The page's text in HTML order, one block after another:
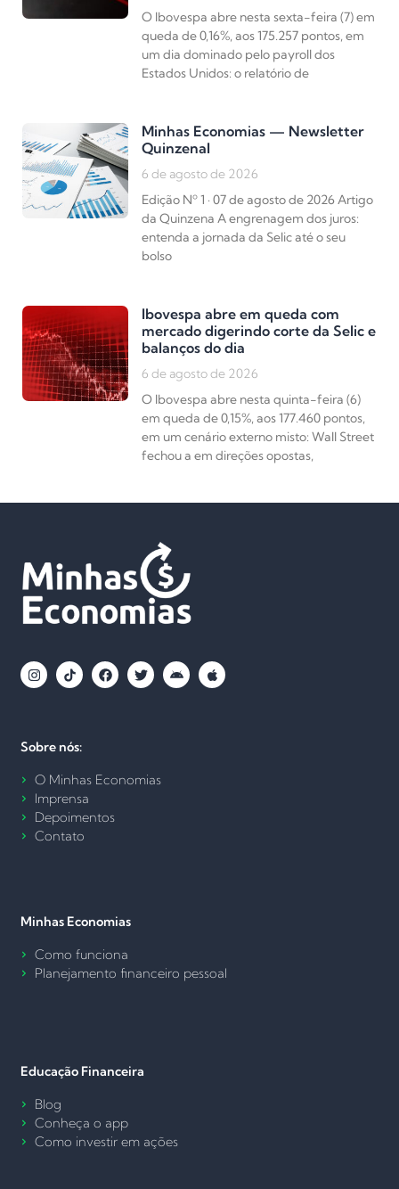
O Ibovespa abre nesta sexta-feira (7) em
queda de 0,16%, aos 175.257 pontos, em
um dia dominado pelo payroll dos
Estados Unidos: o relatório de
Minhas Economias — Newsletter
Quinzenal
6 de agosto de 2026
Edição Nº 1 · 07 de agosto de 2026 Artigo
da Quinzena A engrenagem dos juros:
entenda a jornada da Selic até o seu
bolso
Ibovespa abre em queda com
mercado digerindo corte da Selic e
balanços do dia
6 de agosto de 2026
O Ibovespa abre nesta quinta-feira (6)
em queda de 0,15%, aos 177.460 pontos,
em um cenário externo misto: Wall Street
fechou a em direções opostas,
Sobre nós:
O Minhas Economias
Imprensa
Depoimentos
Contato
Minhas Economias
Como funciona
Planejamento financeiro pessoal
Educação Financeira
Blog
Conheça o app
Como investir em ações